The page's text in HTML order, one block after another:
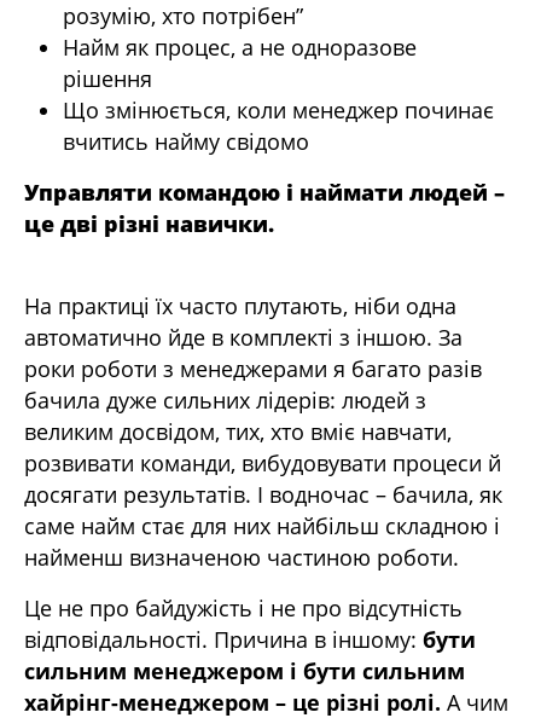
розумію, хто потрібен”
Найм як процес, а не одноразове
рішення
Що змінюється, коли менеджер починає
вчитись найму свідомо
Управляти командою і наймати людей –
це дві різні навички.
На практиці їх часто плутають, ніби одна
автоматично йде в комплекті з іншою. За
роки роботи з менеджерами я багато разів
бачила дуже сильних лідерів: людей з
великим досвідом, тих, хто вміє навчати,
розвивати команди, вибудовувати процеси й
досягати результатів. І водночас – бачила, як
саме найм стає для них найбільш складною і
найменш визначеною частиною роботи.
Це не про байдужість і не про відсутність
відповідальності. Причина в іншому: бути
сильним менеджером і бути сильним
хайрінг-менеджером – це різні ролі. А чим